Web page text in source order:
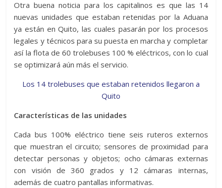
Otra buena noticia para los capitalinos es que las 14
nuevas unidades que estaban retenidas por la Aduana
ya están en Quito, las cuales pasarán por los procesos
legales y técnicos para su puesta en marcha y completar
así la flota de 60 trolebuses 100 % eléctricos, con lo cual
se optimizará aún más el servicio.
Los 14 trolebuses que estaban retenidos llegaron a
Quito
Características de las unidades
Cada bus 100% eléctrico tiene seis ruteros externos
que muestran el circuito; sensores de proximidad para
detectar personas y objetos; ocho cámaras externas
con visión de 360 grados y 12 cámaras internas,
además de cuatro pantallas informativas.